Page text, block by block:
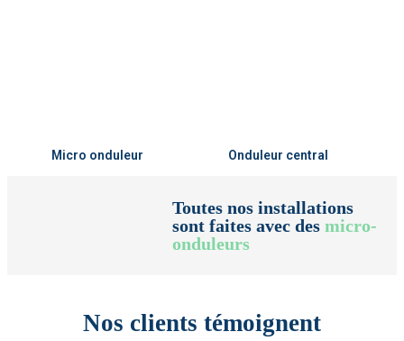
Micro onduleur Onduleur central
Toutes nos installations
sont faites avec des micro-
onduleurs
Nos clients témoignent